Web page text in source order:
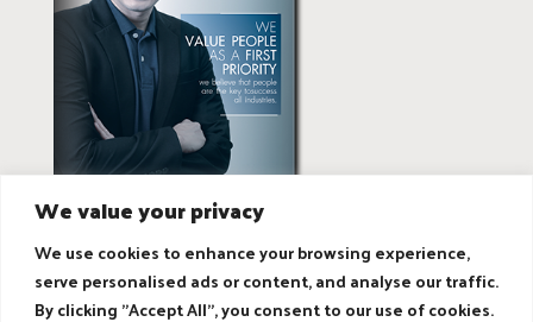
We value your privacy
We use cookies to enhance your browsing experience,
serve personalised ads or content, and analyse our traffic.
By clicking "Accept All", you consent to our use of cookies.